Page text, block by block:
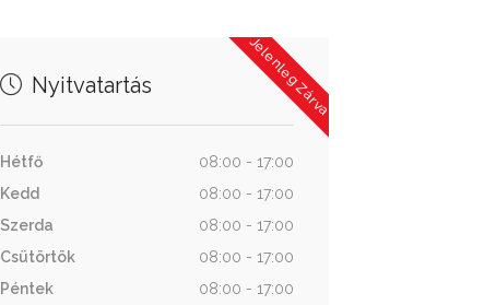
Jelenleg Zárva
Nyitvatartás
Hétfő
08:00 - 17:00
Kedd
08:00 - 17:00
Szerda
08:00 - 17:00
Csütörtök
08:00 - 17:00
Péntek
08:00 - 17:00